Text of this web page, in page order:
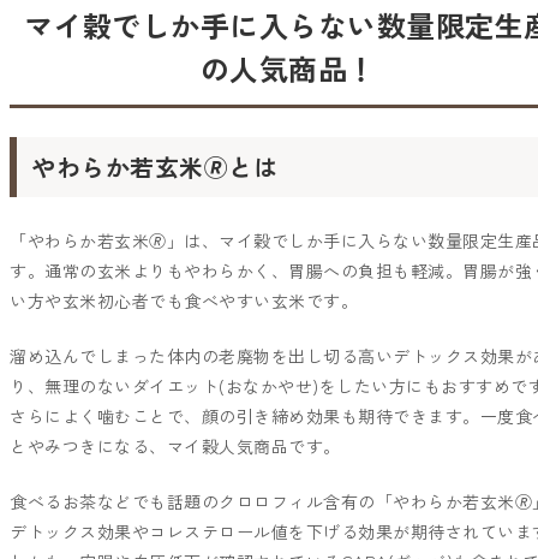
マイ穀でしか手に入らない数量限定生
の人気商品！
やわらか若玄米🄬とは
「やわらか若玄米🄬」は、マイ穀でしか手に入らない数量限定生産
す。通常の玄米よりもやわらかく、胃腸への負担も軽減。胃腸が強
い方や玄米初心者でも食べやすい玄米です。
溜め込んでしまった体内の老廃物を出し切る高いデトックス効果が
り、無理のないダイエット(おなかやせ)をしたい方にもおすすめで
さらによく噛むことで、顔の引き締め効果も期待できます。一度食
とやみつきになる、マイ穀人気商品です。
食べるお茶などでも話題のクロロフィル含有の「やわらか若玄米🄬
デトックス効果やコレステロール値を下げる効果が期待されていま